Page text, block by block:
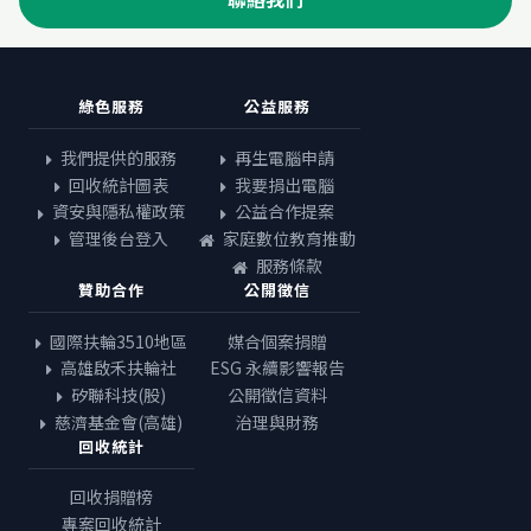
綠色服務
我們提供的服務
回收統計圖表
資安與隱私權政策
管理後台登入
公益服務
再生電腦申請
我要捐出電腦
公益合作提案
家庭數位教育推動
服務條款
贊助合作
國際扶輪3510地區
高雄啟禾扶輪社
矽聯科技(股)
慈濟基金會(高雄)
公開徵信
媒合個案捐贈
ESG 永續影響報告
公開徵信資料
治理與財務
回收統計
回收捐贈榜
專案回收統計